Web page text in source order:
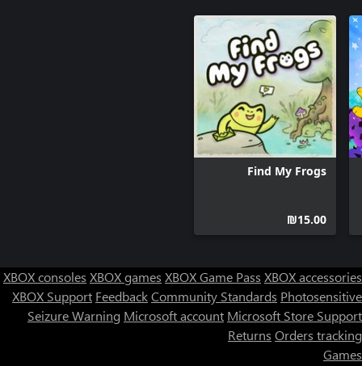
Find My Frogs
‪₪‎15.00‬
XBOX consoles XBOX games XBOX Game Pass XBOX accessories
XBOX Support FeedbackCommunity Standards Photosensitive
Seizure Warning Microsoft account Microsoft Store Support
Returns Orders tracking
Games